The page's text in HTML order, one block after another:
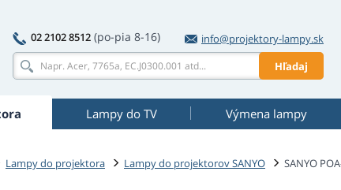
02 2102 8512 (po-pia 8-16)
info@projektory-lampy.sk
Hľadaj
Lampy do TV Výmena lampy
Lampy do projektora Lampy do projektorov SANYO SANYO